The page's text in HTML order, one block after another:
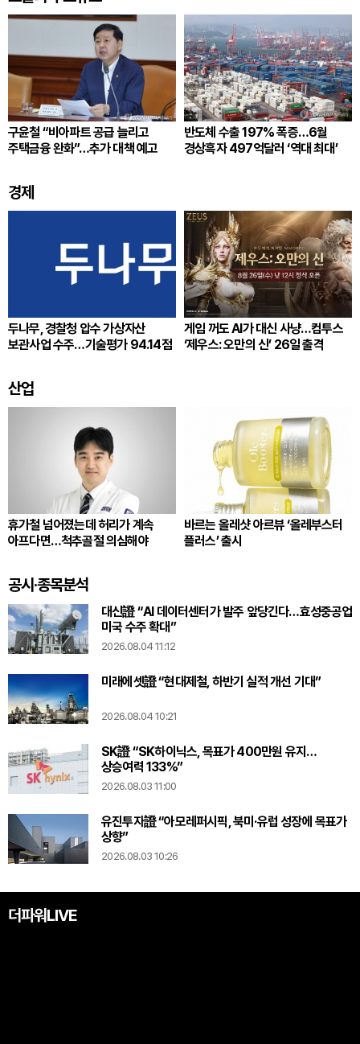
구윤철 “비아파트 공급 늘리고
주택금융 완화”…추가 대책 예고
반도체 수출 197% 폭증…6월
경상흑자 497억달러 ‘역대 최대’
경제
두나무, 경찰청 압수 가상자산
보관사업 수주…기술평가 94.14점
게임 꺼도 AI가 대신 사냥…컴투스
‘제우스: 오만의 신’ 26일 출격
산업
휴가철 넘어졌는데 허리가 계속
아프다면…척추골절 의심해야
바르는 올레샷 아르뷰 ‘올레부스터
플러스’ 출시
공시·종목분석
대신證 “AI 데이터센터가 발주 앞당긴다…효성중공업
미국 수주 확대”
2026.08.04 11:12
미래에셋證 “현대제철, 하반기 실적 개선 기대”
2026.08.04 10:21
SK證 “SK하이닉스, 목표가 400만원 유지…
상승여력 133%”
2026.08.03 11:00
유진투자證 “아모레퍼시픽, 북미·유럽 성장에 목표가
상향”
2026.08.03 10:26
더파워LIVE